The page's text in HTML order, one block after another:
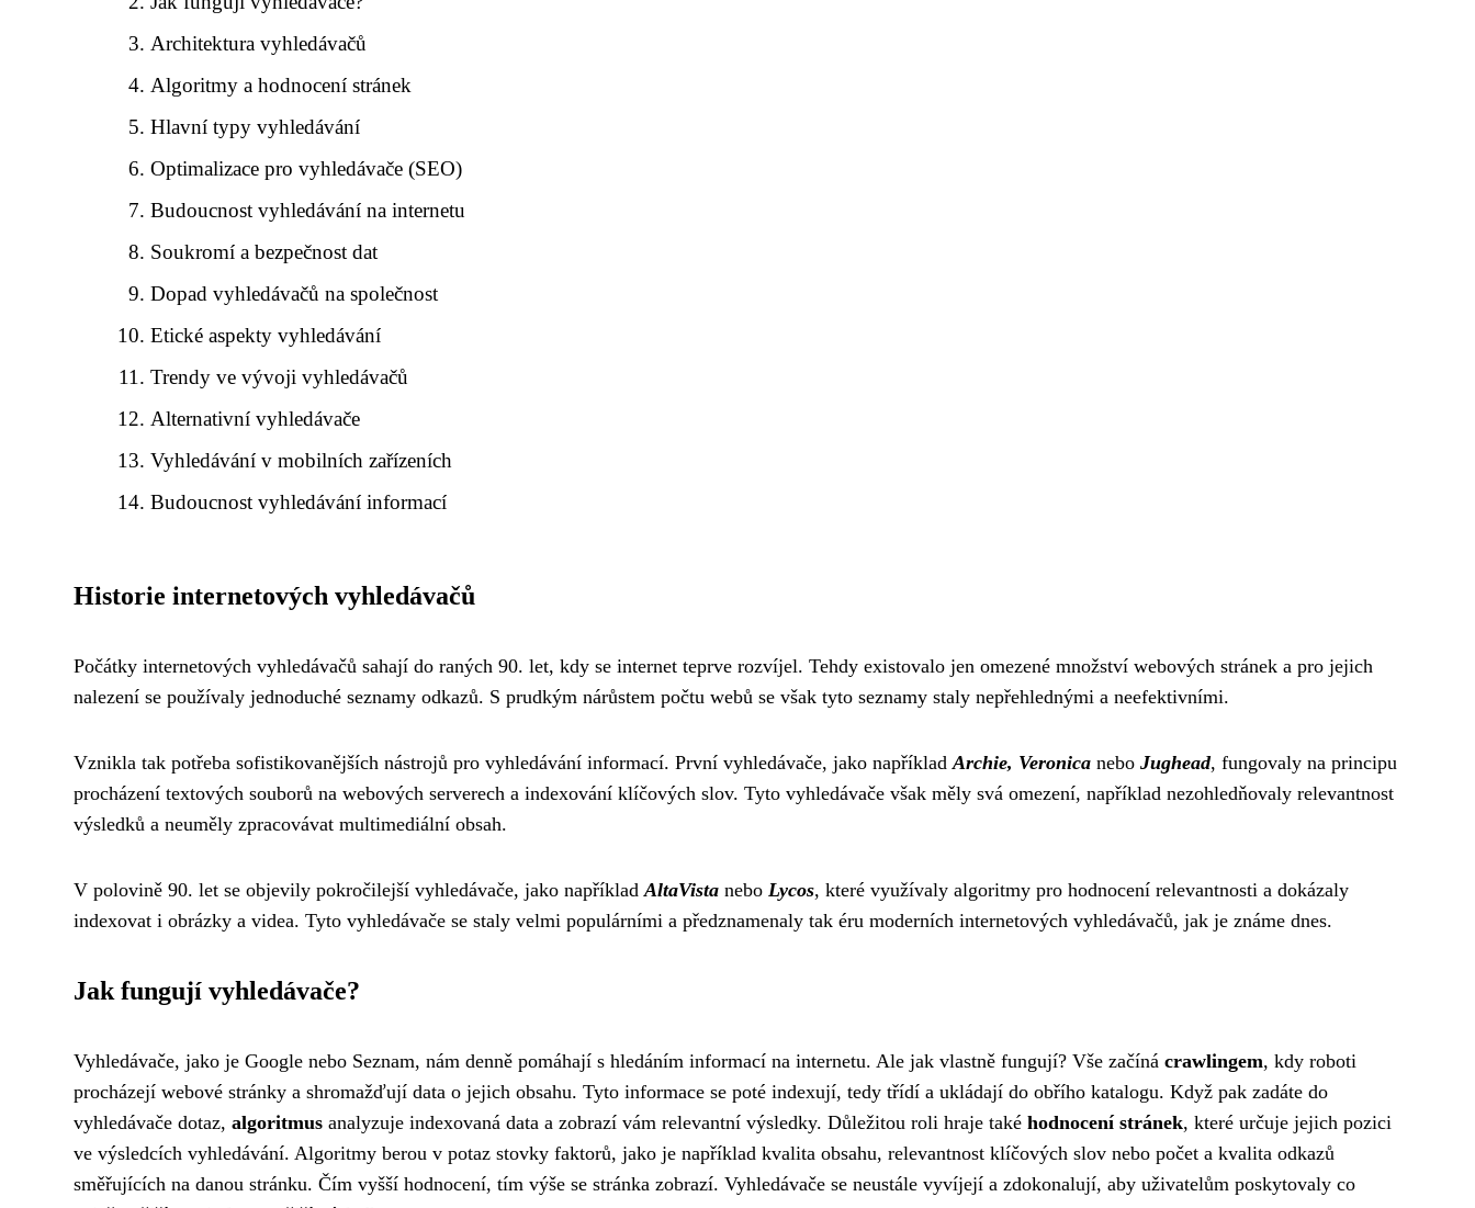
Architektura vyhledávačů
Algoritmy a hodnocení stránek
Hlavní typy vyhledávání
Optimalizace pro vyhledávače (SEO)
Budoucnost vyhledávání na internetu
Soukromí a bezpečnost dat
Dopad vyhledávačů na společnost
Etické aspekty vyhledávání
Trendy ve vývoji vyhledávačů
Alternativní vyhledávače
Vyhledávání v mobilních zařízeních
Budoucnost vyhledávání informací
Historie internetových vyhledávačů
Počátky internetových vyhledávačů sahají do raných 90. let, kdy se internet teprve rozvíjel. Tehdy existovalo jen omezené množství webových stránek a pro jejich
nalezení se používaly jednoduché seznamy odkazů. S prudkým nárůstem počtu webů se však tyto seznamy staly nepřehlednými a neefektivními.
Vznikla tak potřeba sofistikovanějších nástrojů pro vyhledávání informací. První vyhledávače, jako například Archie, Veronica nebo Jughead, fungovaly na principu
procházení textových souborů na webových serverech a indexování klíčových slov. Tyto vyhledávače však měly svá omezení, například nezohledňovaly relevantnost
výsledků a neuměly zpracovávat multimediální obsah.
V polovině 90. let se objevily pokročilejší vyhledávače, jako například AltaVista nebo Lycos, které využívaly algoritmy pro hodnocení relevantnosti a dokázaly
indexovat i obrázky a videa. Tyto vyhledávače se staly velmi populárními a předznamenaly tak éru moderních internetových vyhledávačů, jak je známe dnes.
Jak fungují vyhledávače?
Vyhledávače, jako je Google nebo Seznam, nám denně pomáhají s hledáním informací na internetu. Ale jak vlastně fungují? Vše začíná crawlingem, kdy roboti
procházejí webové stránky a shromažďují data o jejich obsahu. Tyto informace se poté indexují, tedy třídí a ukládají do obřího katalogu. Když pak zadáte do
vyhledávače dotaz, algoritmus analyzuje indexovaná data a zobrazí vám relevantní výsledky. Důležitou roli hraje také hodnocení stránek, které určuje jejich pozici
ve výsledcích vyhledávání. Algoritmy berou v potaz stovky faktorů, jako je například kvalita obsahu, relevantnost klíčových slov nebo počet a kvalita odkazů
směřujících na danou stránku. Čím vyšší hodnocení, tím výše se stránka zobrazí. Vyhledávače se neustále vyvíjejí a zdokonalují, aby uživatelům poskytovaly co